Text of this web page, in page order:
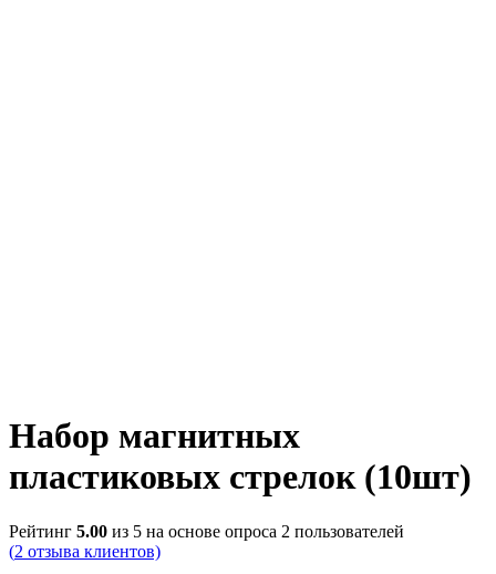
Набор магнитных
пластиковых стрелок (10шт)
Рейтинг 5.00 из 5 на основе опроса 2 пользователей
(2 отзыва клиентов)